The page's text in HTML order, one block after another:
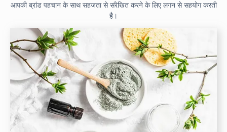
आपकी ब्रांड पहचान के साथ सहजता से संरेखित करने के लिए लगन से सहयोग करती
है।